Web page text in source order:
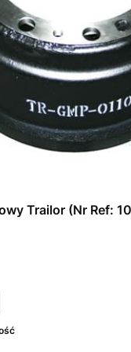
Trailor (Nr Ref: